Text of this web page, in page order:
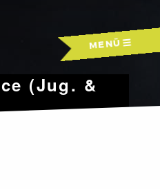
MENÜ
(Jug. &